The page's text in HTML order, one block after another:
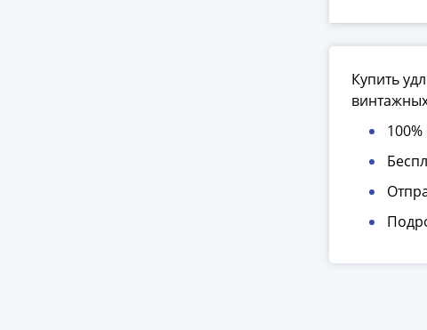
Купить